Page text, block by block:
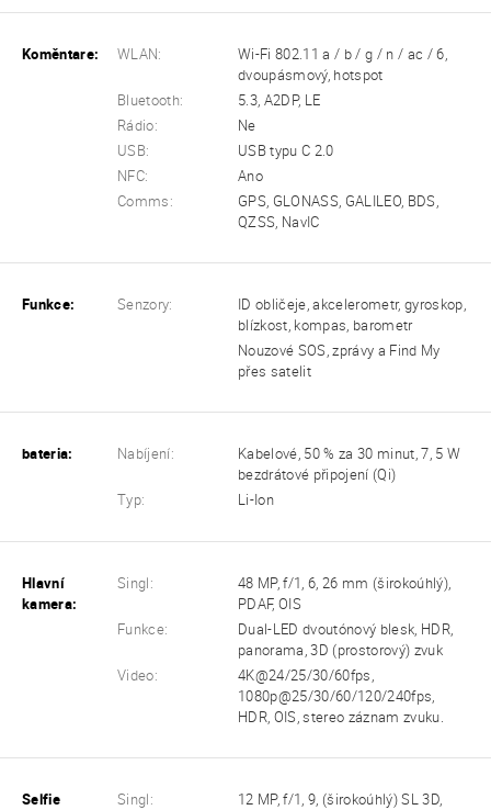
Koměntare: WLAN:
Wi-Fi 802.11 a / b / g / n / ac / 6,
dvoupásmový, hotspot
Bluetooth:
5.3, A2DP, LE
Rádio:
Ne
USB:
USB typu C 2.0
NFC:
Ano
Comms:
GPS, GLONASS, GALILEO, BDS,
QZSS, NavIC
Funkce: Senzory:
ID obličeje, akcelerometr, gyroskop,
blízkost, kompas, barometr
Nouzové SOS, zprávy a Find My
přes satelit
bateria: Nabíjení:
Kabelové, 50 % za 30 minut, 7, 5 W
bezdrátové připojení (Qi)
Typ:
Li-Ion
Hlavní
kamera:
Singl:
48 MP, f/1, 6, 26 mm (širokoúhlý),
PDAF, OIS
Funkce:
Dual-LED dvoutónový blesk, HDR,
panorama, 3D (prostorový) zvuk
Video:
4K@24/25/30/60fps,
1080p@25/30/60/120/240fps,
HDR, OIS, stereo záznam zvuku.
Selfie
Singl:
12 MP, f/1, 9, (širokoúhlý) SL 3D,